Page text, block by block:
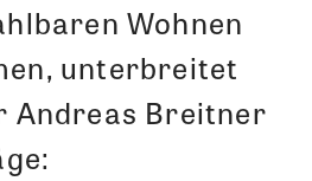
Wohnen
unterbreitet
Andreas Breitner